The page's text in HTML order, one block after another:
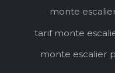
monte
tarif monte
monte escalier